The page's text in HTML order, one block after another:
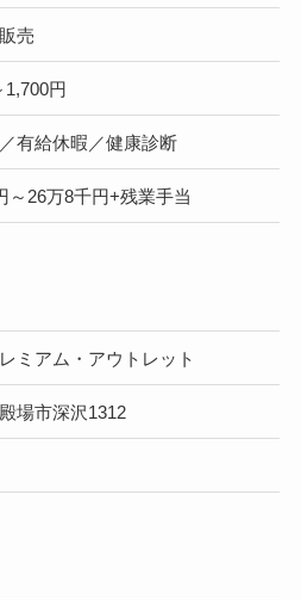
売
1,700円
有給休暇／健康診断
～26万8千円+残業手当
ミアム・アウトレット
場市深沢1312